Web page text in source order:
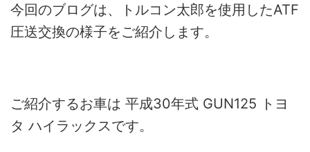
今回のブログは、トルコン太郎を使用したATF
圧送交換の様子をご紹介します。
ご紹介するお車は 平成30年式 GUN125 トヨ
タ ハイラックスです。